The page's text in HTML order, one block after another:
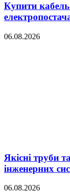
Купити кабель
06.08.2026
Якісні труби
інженерних
06.08.2026